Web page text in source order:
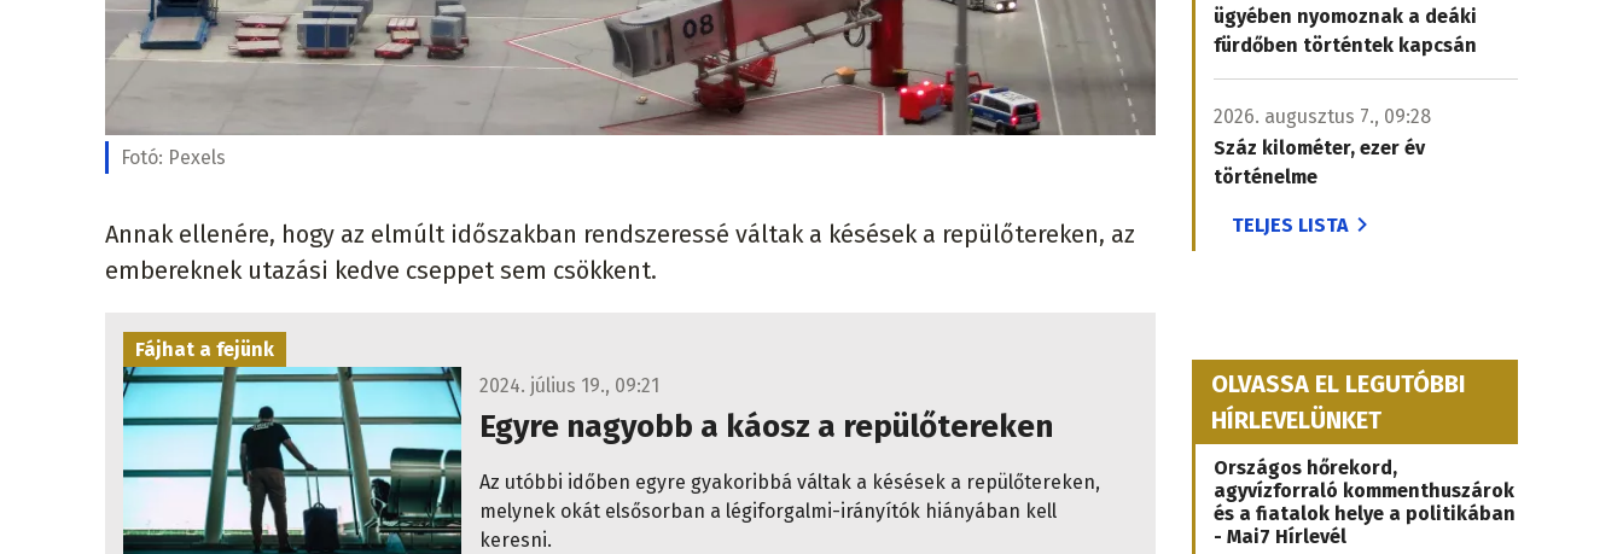
Fotó: Pexels
Annak ellenére, hogy az elmúlt időszakban rendszeressé váltak a késések a repülőtereken, az
embereknek utazási kedve cseppet sem csökkent.
Fájhat a fejünk
2024. július 19., 09:21
Egyre nagyobb a káosz a repülőtereken
Az utóbbi időben egyre gyakoribbá váltak a késések a repülőtereken,
melynek okát elsősorban a légiforgalmi-irányítók hiányában kell
keresni.
ügyében nyomoznak a deáki
fürdőben történtek kapcsán
2026. augusztus 7., 09:28
Száz kilométer, ezer év
történelme
TELJES LISTA
OLVASSA EL LEGUTÓBBI
HÍRLEVELÜNKET
Országos hőrekord,
agyvízforraló kommenthuszárok
és a fiatalok helye a politikában
- Mai7 Hírlevél